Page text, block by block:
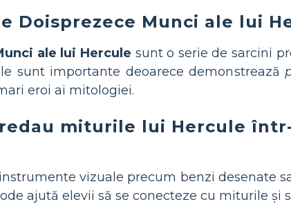
Doisprezece Munci ale lui
ale lui Hercule sunt o serie de sarcini
sunt importante deoarece demonstrează
eroi ai mitologiei.
miturile lui Hercule
vizuale precum benzi desenate
ajută elevii să se conecteze cu miturile și